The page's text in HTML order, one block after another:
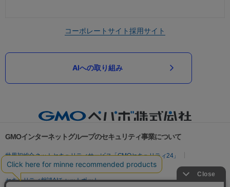
コーポレートサイト採用サイト
AIへの取り組み
GMOインターネットグループのセキュリティ事業について
世界初総合ネットセキュリティサービス「GMOセキュリティ24」
パスワード漏洩診断
Webサイトリスク診断
セキュリティ相談AIチャットボット